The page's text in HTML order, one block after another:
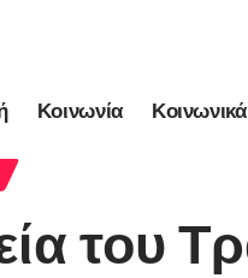
Κοινωνία Κοινωνικά
του